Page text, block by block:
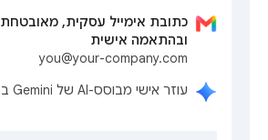
כתובת אימייל עסקית, מאובטחת
ובהתאמה אישית
you@your-company.com
עוזר אישי מבוסס-AI של Gemini ב-Gmail